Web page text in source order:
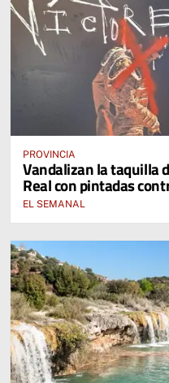
PROVINCIA
Vandalizan la taquilla
Real con pintadas
EL SEMANAL